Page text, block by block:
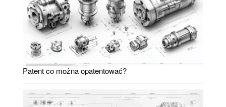
Patent co można opatentować?